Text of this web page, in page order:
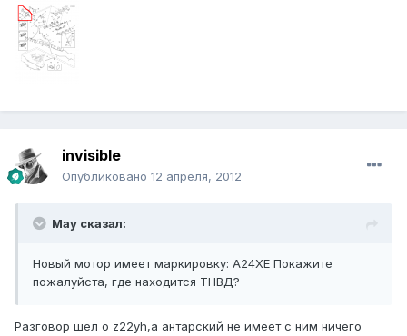
invisible
Опубликовано 12 апреля, 2012
May сказал:
Новый мотор имеет маркировку: A24XE Покажите
пожалуйста, где находится ТНВД?
Разговор шел о z22yh,а антарский не имеет с ним ничего